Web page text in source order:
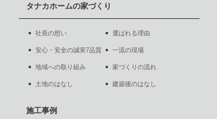
タナカホームの家づくり
社長の想い 選ばれる理由
安心・安全の誠実7品質 一流の現場
地域への取り組み 家づくりの流れ
土地のはなし 建築後のはなし
施工事例